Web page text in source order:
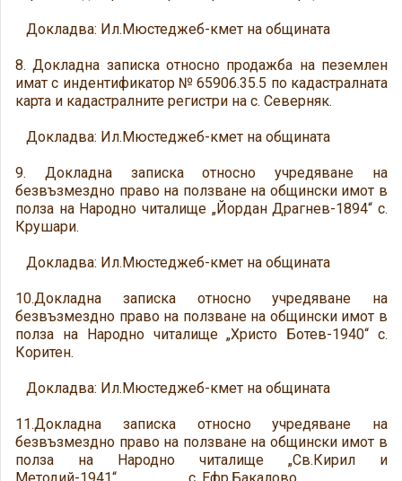
Докладва: Ил.Мюстеджеб-кмет на общината
8. Докладна записка относно продажба на пеземлен
имат с индентификатор № 65906.35.5 по кадастралната
карта и кадастралните регистри на с. Северняк.
Докладва: Ил.Мюстеджеб-кмет на общината
9. Докладна записка относно учредяване на
безвъзмездно право на ползване на общински имот в
полза на Народно читалище „Йордан Драгнев-1894“ с.
Крушари.
Докладва: Ил.Мюстеджеб-кмет на общината
10.Докладна записка относно учредяване на
безвъзмездно право на ползване на общински имот в
полза на Народно читалище „Христо Ботев-1940“ с.
Коритен.
Докладва: Ил.Мюстеджеб-кмет на общината
11.Докладна записка относно учредяване на
безвъзмездно право на ползване на общински имот в
полза на Народно читалище „Св.Кирил и